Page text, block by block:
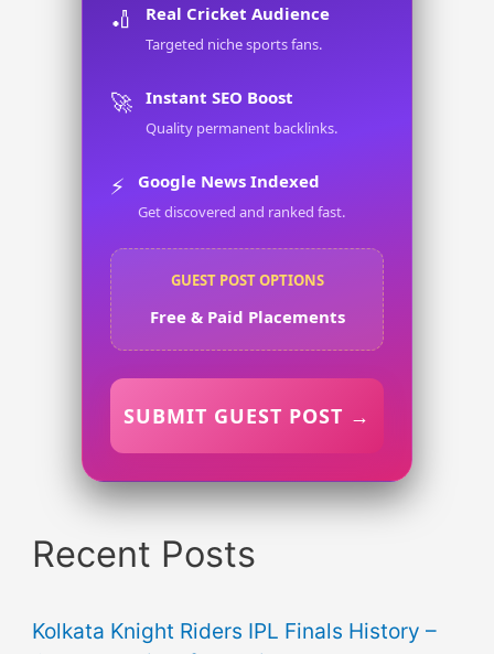
🏏 Real Cricket Audience
Targeted niche sports fans.
🚀 Instant SEO Boost
Quality permanent backlinks.
⚡ Google News Indexed
Get discovered and ranked fast.
GUEST POST OPTIONS
Free & Paid Placements
SUBMIT GUEST POST →
Recent Posts
Kolkata Knight Riders IPL Finals History –